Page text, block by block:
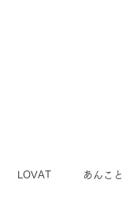
LOVAT あんこと